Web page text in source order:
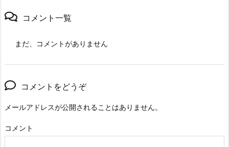
コメント一覧
まだ、コメントがありません
コメントをどうぞ
メールアドレスが公開されることはありません。
コメント